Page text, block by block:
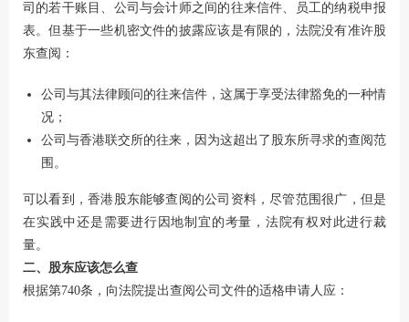
司的若干账目、公司与会计师之间的往来信件、员工的纳税申报
表。但基于一些机密文件的披露应该是有限的，法院没有准许股
东查阅：
公司与其法律顾问的往来信件，这属于享受法律豁免的一种情
况；
公司与香港联交所的往来，因为这超出了股东所寻求的查阅范
围。
可以看到，香港股东能够查阅的公司资料，尽管范围很广，但是
在实践中还是需要进行因地制宜的考量，法院有权对此进行裁
量。
二、股东应该怎么查
根据第740条，向法院提出查阅公司文件的适格申请人应：